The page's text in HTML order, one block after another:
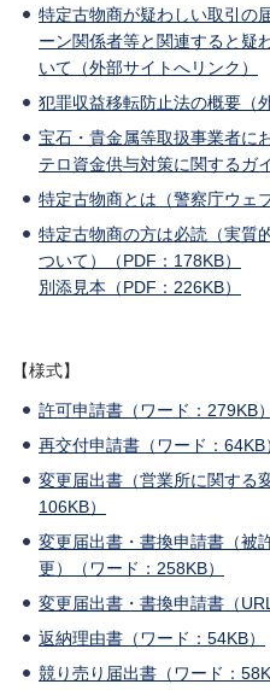
特定古物商が疑わしい取引の
ーン関係者等と関連すると疑
いて（外部サイトへリンク）
犯罪収益移転防止法の概要（
宝石・貴金属等取扱事業者に
テロ資金供与対策に関するガ
特定古物商とは（警察庁ウェ
特定古物商の方は必読（実質
ついて）（PDF：178KB）
別添見本（PDF：226KB）
【様式】
許可申請書（ワード：279KB）
再交付申請書（ワード：64KB
変更届出書（営業所に関する
106KB）
変更届出書・書換申請書（被
更）（ワード：258KB）
変更届出書・書換申請書（
返納理由書（ワード：54KB）
競り売り届出書（ワード：